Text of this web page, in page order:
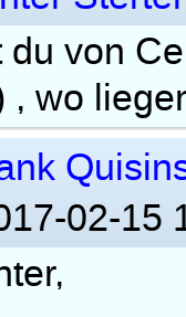
von
, wo
02-15